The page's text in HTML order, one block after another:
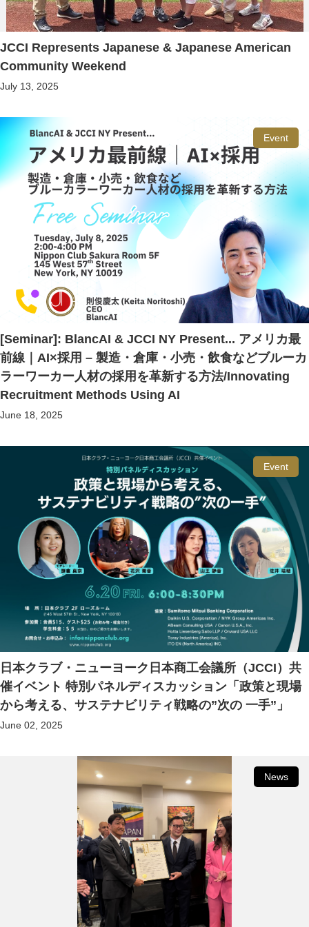
JCCI Represents Japanese & Japanese American
Community Weekend
July 13, 2025
Event
[Seminar]: BlancAI & JCCI NY Present... アメリカ最
前線｜AI×採用 – 製造・倉庫・小売・飲食などブルーカ
ラーワーカー人材の採用を革新する方法/Innovating
Recruitment Methods Using AI
June 18, 2025
Event
日本クラブ・ニューヨーク日本商工会議所（JCCI）共
催イベント 特別パネルディスカッション「政策と現場
から考える、サステナビリティ戦略の”次の 一手”」
June 02, 2025
News